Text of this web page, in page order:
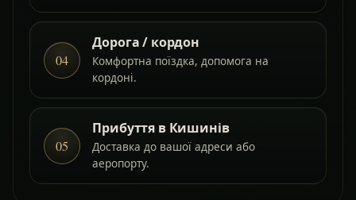
04
Дорога / кордон
Комфортна поїздка, допомога на
кордоні.
05
Прибуття в Кишинів
Доставка до вашої адреси або
аеропорту.